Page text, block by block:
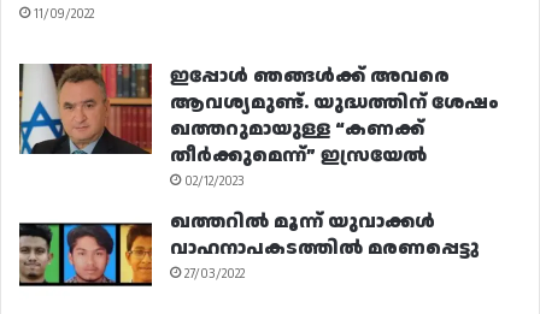
11/09/2022
ഇപ്പോൾ ഞങ്ങൾക്ക് അവരെ
ആവശ്യമുണ്ട്. യുദ്ധത്തിന് ശേഷം
ഖത്തറുമായുള്ള “കണക്ക്
തീർക്കുമെന്ന്” ഇസ്രയേൽ
02/12/2023
ഖത്തറിൽ മൂന്ന് യുവാക്കൾ
വാഹനാപകടത്തിൽ മരണപ്പെട്ടു
27/03/2022